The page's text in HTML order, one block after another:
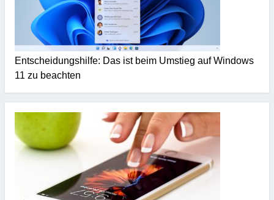
Entscheidungshilfe: Das ist beim Umstieg auf Windows
11 zu beachten